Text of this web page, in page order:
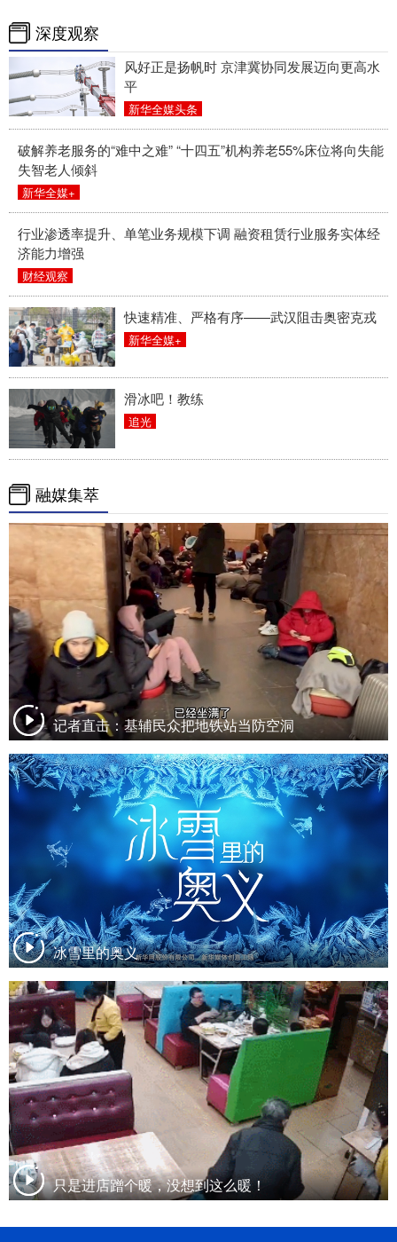
深度观察
风好正是扬帆时 京津冀协同发展迈向更高水
平
新华全媒头条
破解养老服务的“难中之难” “十四五”机构养老55%床位将向失能
失智老人倾斜
新华全媒+
行业渗透率提升、单笔业务规模下调 融资租赁行业服务实体经
济能力增强
财经观察
快速精准、严格有序——武汉阻击奥密克戎
新华全媒+
滑冰吧！教练
追光
融媒集萃
记者直击：基辅民众把地铁站当防空洞
冰雪里的奥义
只是进店蹭个暖，没想到这么暖！